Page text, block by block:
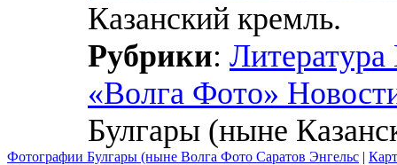
Казанский кремль.
Рубрики:
«Волга Фото»
Булгары (ныне
Фотографии Булгары (ныне Волга Фото Саратов Энгельс |